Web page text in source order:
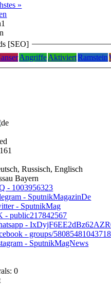
»
1
[SEO]
AngriffeAktiviertRamstein
0